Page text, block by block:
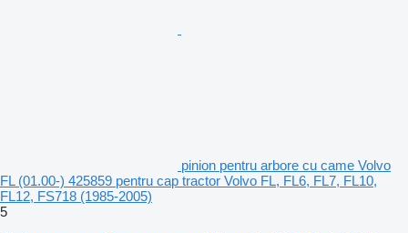
pinion pentru arbore cu came Volvo
FL (01.00-) 425859 pentru cap tractor Volvo FL, FL6, FL7, FL10,
FL12, FS718 (1985-2005)
5